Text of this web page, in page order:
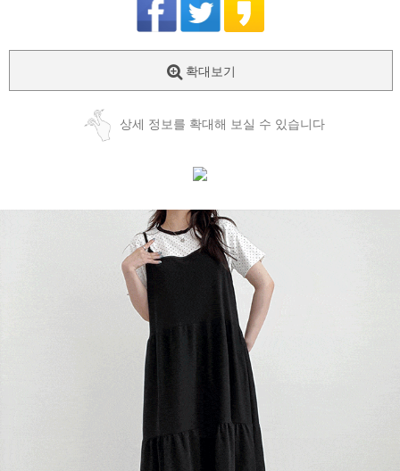
확대보기
상세 정보를 확대해 보실 수 있습니다